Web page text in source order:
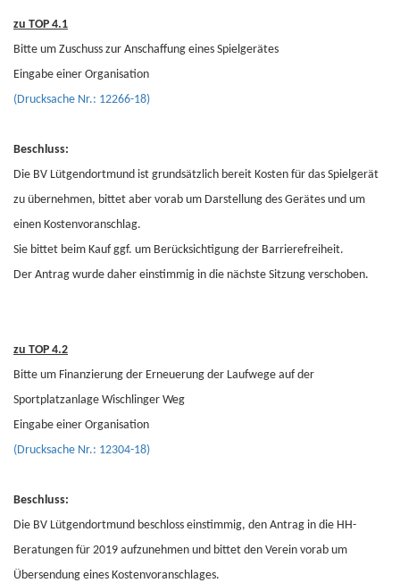
zu TOP 4.1
Bitte um Zuschuss zur Anschaffung eines Spielgerätes
Eingabe einer Organisation
(Drucksache Nr.: 12266-18)
Beschluss:
Die BV Lütgendortmund ist grundsätzlich bereit Kosten für das Spielgerät
zu übernehmen, bittet aber vorab um Darstellung des Gerätes und um
einen Kostenvoranschlag.
Sie bittet beim Kauf ggf. um Berücksichtigung der Barrierefreiheit.
Der Antrag wurde daher einstimmig in die nächste Sitzung verschoben.
zu TOP 4.2
Bitte um Finanzierung der Erneuerung der Laufwege auf der
Sportplatzanlage Wischlinger Weg
Eingabe einer Organisation
(Drucksache Nr.: 12304-18)
Beschluss:
Die BV Lütgendortmund beschloss einstimmig, den Antrag in die HH-
Beratungen für 2019 aufzunehmen und bittet den Verein vorab um
Übersendung eines Kostenvoranschlages.